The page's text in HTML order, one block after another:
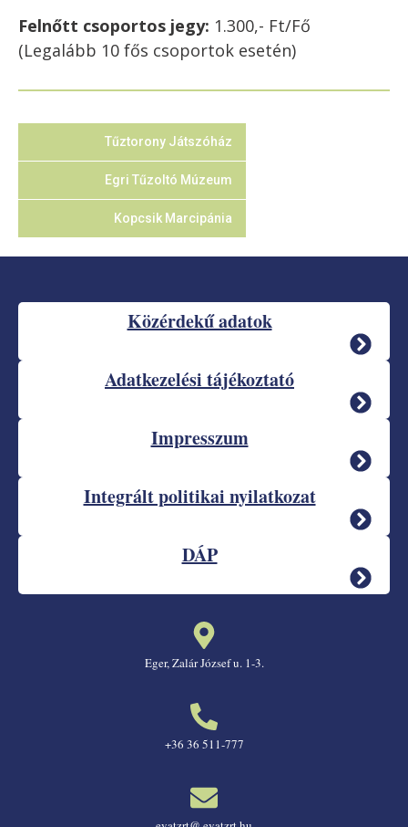
Felnőtt csoportos jegy: 1.300,- Ft/Fő
(Legalább 10 fős csoportok esetén)
Tűztorony Játszóház
Egri Tűzoltó Múzeum
Kopcsik Marcipánia
Közérdekű adatok
Adatkezelési tájékoztató
Impresszum
Integrált politikai nyilatkozat
DÁP
Eger, Zalár József u. 1-3.
+36 36 511-777